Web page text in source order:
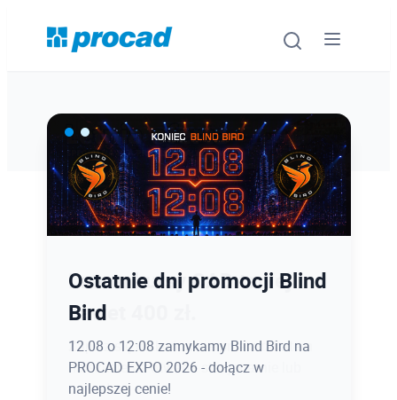
Ostatnie dni promocji Blind
Bird
12.08 o 12:08 zamykamy Blind Bird na
PROCAD EXPO 2026 - dołącz w
najlepszej cenie!
Latem kursy CAD taniej
nawet 400 zł.
Zapisz się do końca sierpnia z rabatem
na szkolenia otwarte stacjonarnie lub
online!
Oprogramowanie
Szkolenia
Urządzenia i serwis